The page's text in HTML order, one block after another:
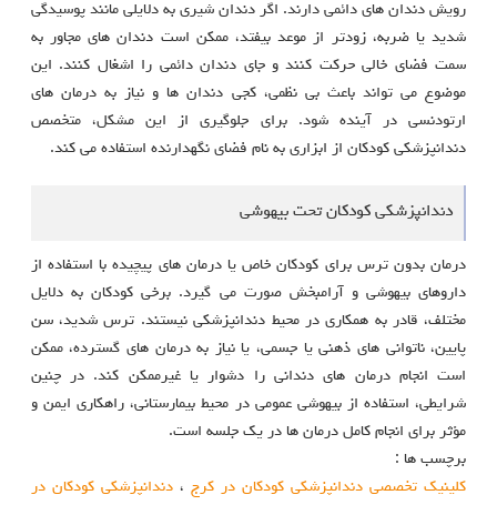
رویش دندان‌ های دائمی دارند. اگر دندان شیری به دلایلی مانند پوسیدگی
شدید یا ضربه، زودتر از موعد بیفتد، ممکن است دندان‌ های مجاور به
سمت فضای خالی حرکت کنند و جای دندان دائمی را اشغال کنند. این
موضوع می‌ تواند باعث بی‌ نظمی، کجی دندان‌ ها و نیاز به درمان‌ های
ارتودنسی در آینده شود. برای جلوگیری از این مشکل، متخصص
دندانپزشکی کودکان از ابزاری به نام فضای نگهدارنده استفاده می‌ کند.
دندانپزشکی کودکان تحت بیهوشی
درمان بدون ترس برای کودکان خاص یا درمان‌ های پیچیده با استفاده از
داروهای بیهوشی و آرامبخش صورت می گیرد. برخی کودکان به دلایل
مختلف، قادر به همکاری در محیط دندانپزشکی نیستند. ترس شدید، سن
پایین، ناتوانی‌ های ذهنی یا جسمی، یا نیاز به درمان‌ های گسترده، ممکن
است انجام درمان‌ های دندانی را دشوار یا غیرممکن کند. در چنین
شرایطی، استفاده از بیهوشی عمومی در محیط بیمارستانی، راهکاری ایمن و
مؤثر برای انجام کامل درمان‌ ها در یک جلسه است.
برچسب ها :
کلینیک تخصصی دندانپزشکی کودکان در کرج ،دندانپزشکی کودکان در